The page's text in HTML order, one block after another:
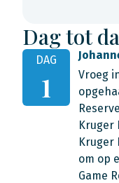
Dag tot
DAG
1
Vroeg
Kruger
Kruger
om op
Game